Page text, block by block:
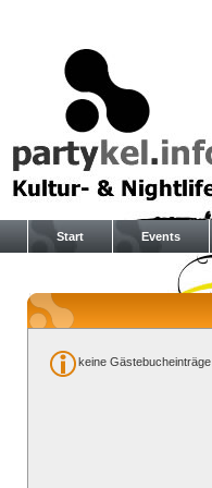
Start Events
keine Gästebucheinträge